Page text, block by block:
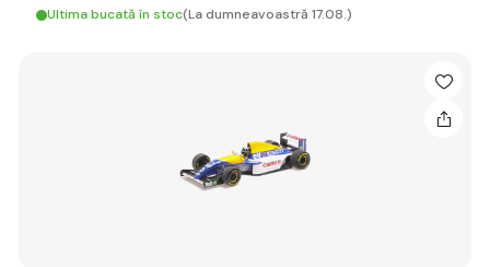
Ultima bucată în stoc(La dumneavoastră 17.08.)